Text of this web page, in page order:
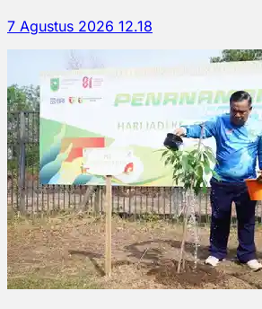
7 Agustus 2026 12.18